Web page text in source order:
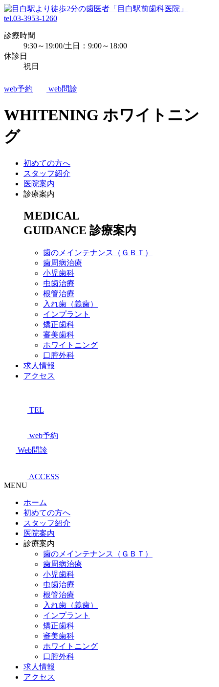
tel.03-3953-1260
診療時間
9:30～19:00/土日：9:00～18:00
休診日
祝日
web予約 web問診
WHITENING ホワイトニン
グ
初めての方へ
スタッフ紹介
医院案内
診療案内
MEDICAL
GUIDANCE 診療案内
歯のメインテナンス（ＧＢＴ）
歯周病治療
小児歯科
虫歯治療
根管治療
入れ歯（義歯）
インプラント
矯正歯科
審美歯科
ホワイトニング
口腔外科
求人情報
アクセス
TEL
web予約
Web問診
ACCESS
MENU
ホーム
初めての方へ
スタッフ紹介
医院案内
診療案内
歯のメインテナンス（ＧＢＴ）
歯周病治療
小児歯科
虫歯治療
根管治療
入れ歯（義歯）
インプラント
矯正歯科
審美歯科
ホワイトニング
口腔外科
求人情報
アクセス